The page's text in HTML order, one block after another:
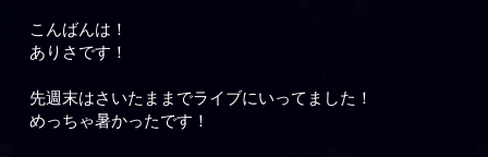
こんばんは！
ありさです！
先週末はさいたままでライブにいってました！
めっちゃ暑かったです！